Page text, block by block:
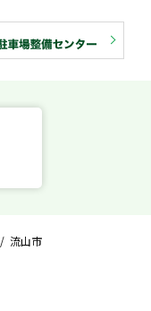
/ 流山市